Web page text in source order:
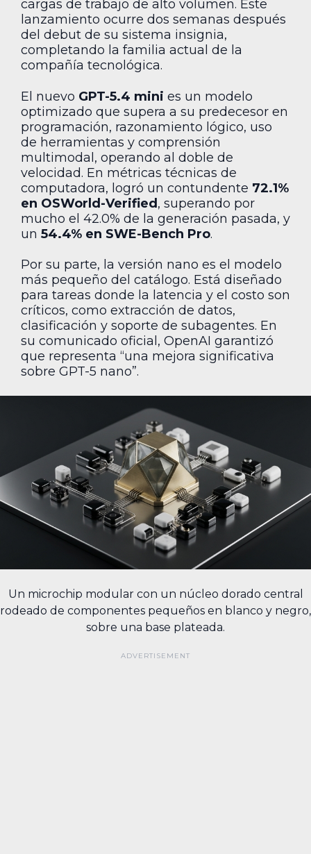
cargas de trabajo de alto volumen. Este
lanzamiento ocurre dos semanas después
del debut de su sistema insignia,
completando la familia actual de la
compañía tecnológica.
El nuevo GPT-5.4 mini es un modelo
optimizado que supera a su predecesor en
programación, razonamiento lógico, uso
de herramientas y comprensión
multimodal, operando al doble de
velocidad. En métricas técnicas de
computadora, logró un contundente 72.1%
en OSWorld-Verified , superando por
mucho el 42.0% de la generación pasada, y
un 54.4% en SWE-Bench Pro.
Por su parte, la versión nano es el modelo
más pequeño del catálogo. Está diseñado
para tareas donde la latencia y el costo son
críticos, como extracción de datos,
clasificación y soporte de subagentes. En
su comunicado oficial, OpenAI garantizó
que representa “una mejora significativa
sobre GPT-5 nano”.
Un microchip modular con un núcleo dorado central
rodeado de componentes pequeños en blanco y negro,
sobre una base plateada.